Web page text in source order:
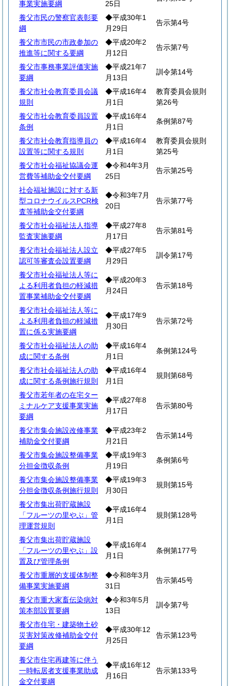
事業実施要綱 25日
養父市民の警察官表彰要
綱
◆平成30年1
月29日
告示第4号
養父市市民の市政参加の
推進等に関する要綱
◆平成20年2
月12日
告示第7号
養父市事務事業評価実施
要綱
◆平成21年7
月13日
訓令第14号
養父市社会教育委員会議
規則
◆平成16年4
月1日
教育委員会規則
第26号
養父市社会教育委員設置
条例
◆平成16年4
月1日
条例第87号
養父市社会教育指導員の
設置等に関する規則
◆平成16年4
月1日
教育委員会規則
第25号
養父市社会福祉協議会運
営費等補助金交付要綱
◆令和4年3月
25日
告示第25号
社会福祉施設に対する新
型コロナウイルスPCR検
査等補助金交付要綱
◆令和3年7月
20日
告示第77号
養父市社会福祉法人指導
監査実施要綱
◆平成27年8
月17日
告示第81号
養父市社会福祉法人設立
認可等審査会設置要綱
◆平成27年5
月29日
訓令第17号
養父市社会福祉法人等に
よる利用者負担の軽減措
置事業補助金交付要綱
◆平成20年3
月24日
告示第18号
養父市社会福祉法人等に
よる利用者負担の軽減措
置に係る実施要綱
◆平成17年9
月30日
告示第72号
養父市社会福祉法人の助
成に関する条例
◆平成16年4
月1日
条例第124号
養父市社会福祉法人の助
成に関する条例施行規則
◆平成16年4
月1日
規則第68号
養父市若年者の在宅ター
ミナルケア支援事業実施
要綱
◆平成27年8
月17日
告示第80号
養父市集会施設改修事業
補助金交付要綱
◆平成23年2
月21日
告示第14号
養父市集会施設整備事業
分担金徴収条例
◆平成19年3
月19日
条例第6号
養父市集会施設整備事業
分担金徴収条例施行規則
◆平成19年3
月30日
規則第15号
養父市集出荷貯蔵施設
「フルーツの里やぶ」管
理運営規則
◆平成16年4
月1日
規則第128号
養父市集出荷貯蔵施設
「フルーツの里やぶ」設
置及び管理条例
◆平成16年4
月1日
条例第177号
養父市重層的支援体制整
備事業実施要綱
◆令和8年3月
31日
告示第45号
養父市重大家畜伝染病対
策本部設置要綱
◆令和3年5月
13日
訓令第7号
養父市住宅・建築物土砂
災害対策改修補助金交付
要綱
◆平成30年12
月25日
告示第123号
養父市住宅再建等に伴う
一時転居者支援事業助成
金交付要綱
◆平成16年12
月16日
告示第133号